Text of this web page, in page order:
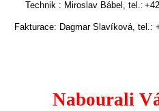
Technik : Miroslav Bábel, tel.:
Fakturace: Dagmar Slavíková, tel.:
Nabourali